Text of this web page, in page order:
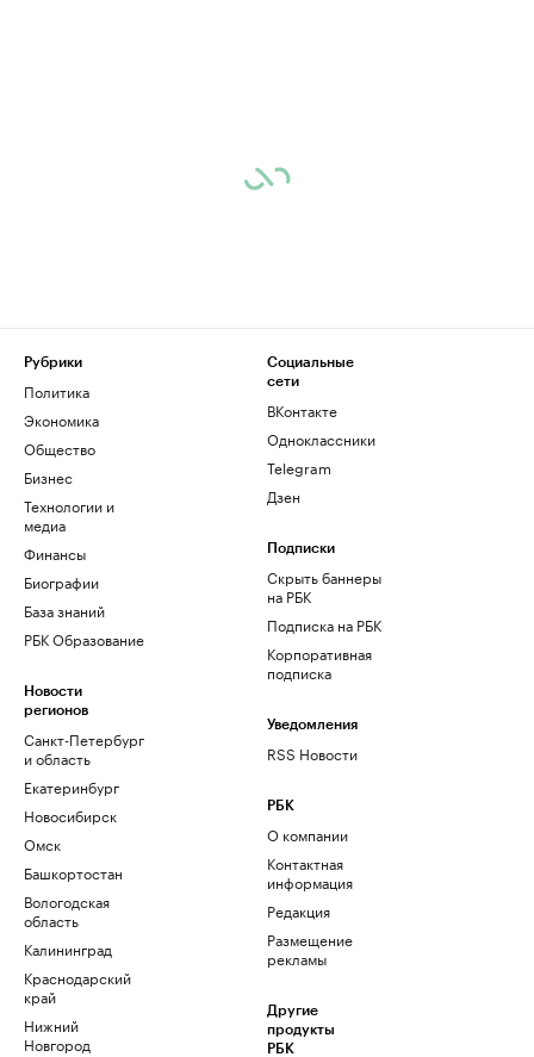
Рубрики
Политика
Экономика
Общество
Бизнес
Технологии и
медиа
Финансы
Биографии
База знаний
РБК Образование
Новости
регионов
Санкт-Петербург
и область
Екатеринбург
Новосибирск
Омск
Башкортостан
Вологодская
область
Калининград
Краснодарский
край
Нижний
Новгород
Социальные
сети
ВКонтакте
Одноклассники
Telegram
Дзен
Подписки
Скрыть баннеры
на РБК
Подписка на РБК
Корпоративная
подписка
Уведомления
RSS Новости
РБК
О компании
Контактная
информация
Редакция
Размещение
рекламы
Другие
продукты
РБК